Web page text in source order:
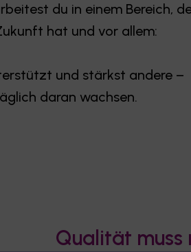
du in einem Bereich,
hat und vor allem:
und stärkst andere –
daran wachsen.
Qualität muss